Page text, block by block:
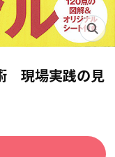
現場実践の見